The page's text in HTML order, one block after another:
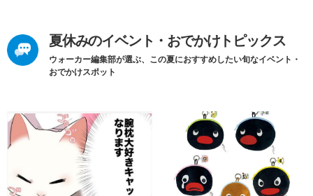
夏休みのイベント・おでかけトピックス
ウォーカー編集部が選ぶ、この夏におすすめしたい旬なイベント・
おでかけスポット